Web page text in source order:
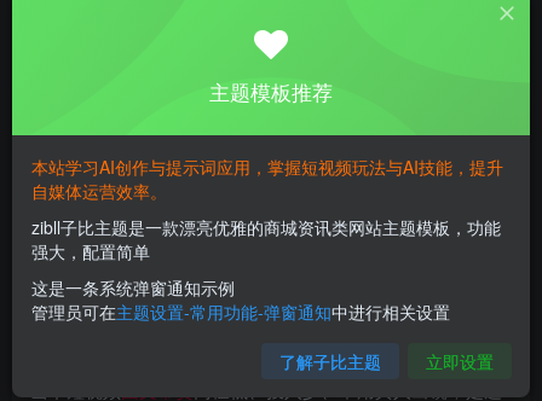
主题模板推荐
本站学习AI创作与提示词应用，掌握短视频玩法与AI技能，提升
自媒体运营效率。
zibll子比主题是一款漂亮优雅的商城资讯类网站主题模板，功能
强大，配置简单
这是一条系统弹窗通知示例
管理员可在主题设置-常用功能-弹窗通知中进行相关设置
了解子比主题 立即设置